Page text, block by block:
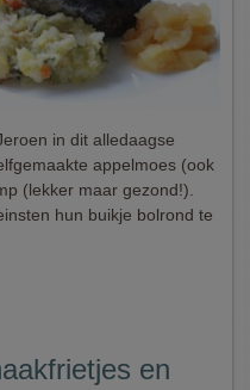
in dit alledaagse
appelmoes (ook
(lekker maar gezond!).
hun buikje bolrond te
en